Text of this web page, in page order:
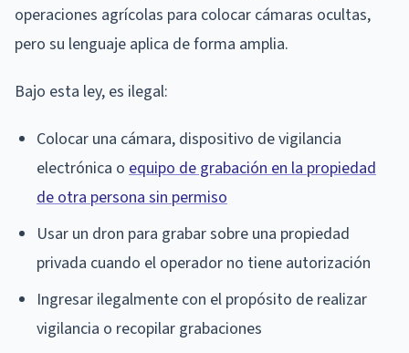
operaciones agrícolas para colocar cámaras ocultas,
pero su lenguaje aplica de forma amplia.
Bajo esta ley, es ilegal:
Colocar una cámara, dispositivo de vigilancia
electrónica o equipo de grabación en la propiedad
de otra persona sin permiso
Usar un dron para grabar sobre una propiedad
privada cuando el operador no tiene autorización
Ingresar ilegalmente con el propósito de realizar
vigilancia o recopilar grabaciones